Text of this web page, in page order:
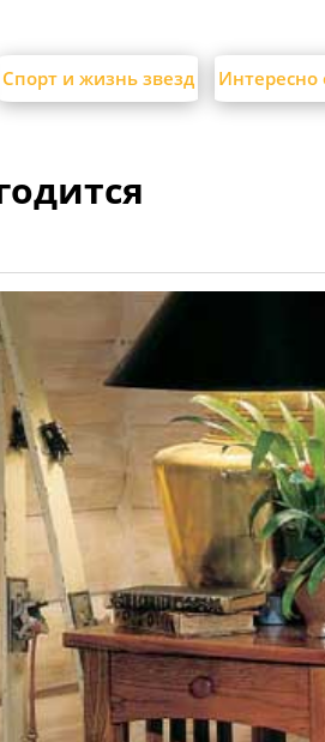
Спорт и жизнь звезд